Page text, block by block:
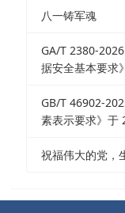
八一铸军魂
GA/T 2380-
据安全基本要求
GB/T 46902-
素表示要求》于
祝福伟大的党，